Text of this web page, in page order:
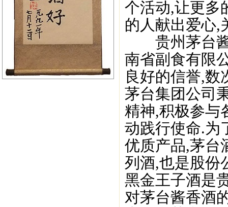
个活动,让更多
的人献出爱心,
贵州茅台酱
南省副食有限
良好的信誉,数
茅台集团公司
精神,积极参与
动践行使命.为
优质产品,茅台
列酒,也是股份
黑金王子酒是
对茅台酱香酒